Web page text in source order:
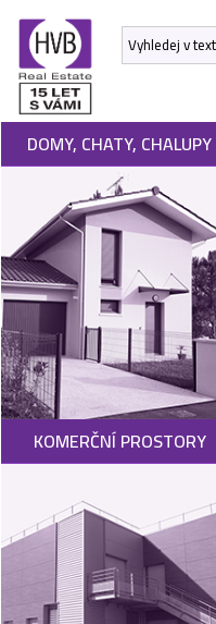
DOMY, CHATY, CHALUPY
KOMERČNÍ PROSTORY
ÚVODNÍ
STRÁNKA
NEMOVITOSTI
DEVELOPERSKÉ
PROJEKTY
SLUŽBY
NABÍDNOUT
NEMOVITOST
POPTAT
NEMOVITOST
VÝKUP
NEMOVITOSTÍ
SPONZORUJEME